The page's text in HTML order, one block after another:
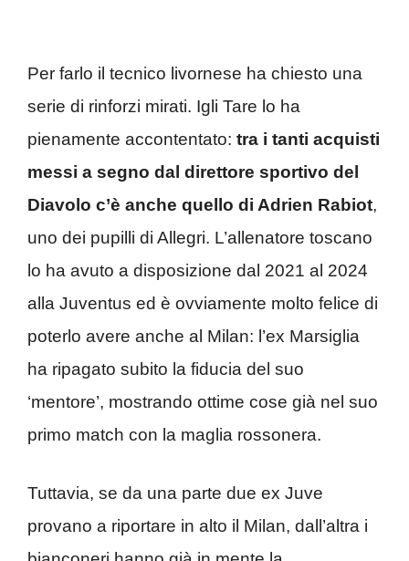
Per farlo il tecnico livornese ha chiesto una
serie di rinforzi mirati. Igli Tare lo ha
pienamente accontentato: tra i tanti acquisti
messi a segno dal direttore sportivo del
Diavolo c’è anche quello di Adrien Rabiot,
uno dei pupilli di Allegri. L’allenatore toscano
lo ha avuto a disposizione dal 2021 al 2024
alla Juventus ed è ovviamente molto felice di
poterlo avere anche al Milan: l’ex Marsiglia
ha ripagato subito la fiducia del suo
‘mentore’, mostrando ottime cose già nel suo
primo match con la maglia rossonera.
Tuttavia, se da una parte due ex Juve
provano a riportare in alto il Milan, dall’altra i